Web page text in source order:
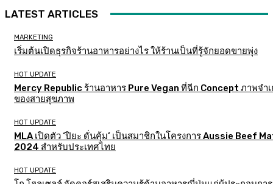
LATEST ARTICLES
MARKETING
เริ่มต้นเปิดธุรกิจร้านอาหารอย่างไร ให้ร้านเป็นที่รู้จักยอดขายพุ่ง
HOT UPDATE
Mercy Republic ร้านอาหาร Pure Vegan ที่ฉีก Concept ภาพจำเ
ของสายสุขภาพ
HOT UPDATE
MLA เปิดตัว ‘ปิยะ ดั่นคุ้ม’ เป็นสมาชิกในโครงการ Aussie Beef
2024 สำหรับประเทศไทย
HOT UPDATE